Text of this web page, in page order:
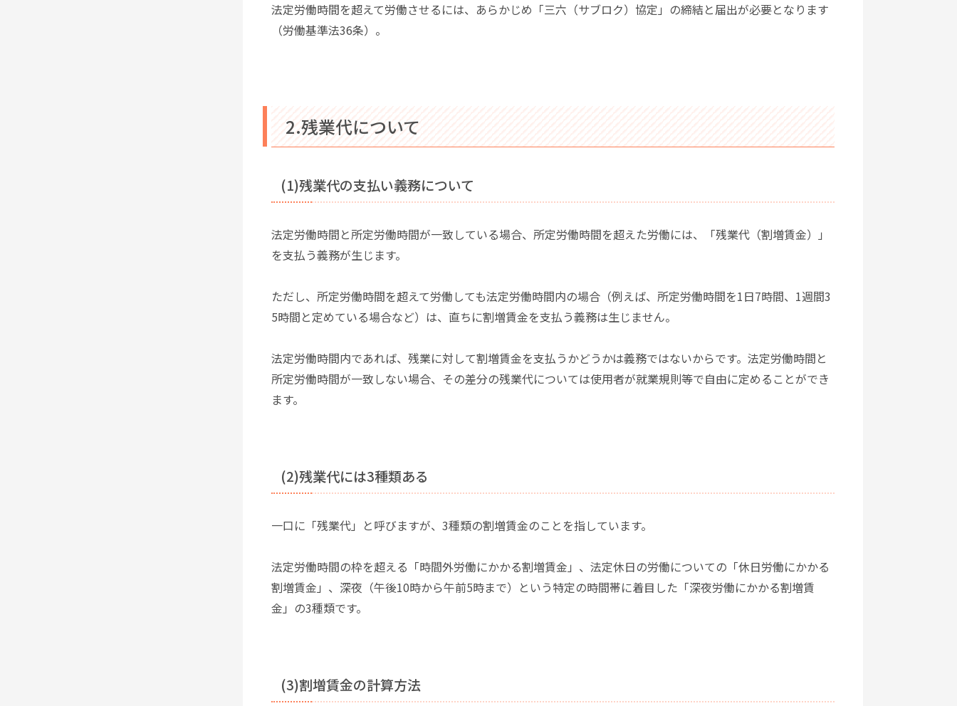
法定労働時間を超えて労働させるには、あらかじめ「三六（サブロク）協定」の締結と届出が必要となります
（労働基準法36条）。
2.残業代について
(1)残業代の支払い義務について
法定労働時間と所定労働時間が一致している場合、所定労働時間を超えた労働には、「残業代（割増賃金）」
を支払う義務が生じます。
ただし、所定労働時間を超えて労働しても法定労働時間内の場合（例えば、所定労働時間を1日7時間、1週間3
5時間と定めている場合など）は、直ちに割増賃金を支払う義務は生じません。
法定労働時間内であれば、残業に対して割増賃金を支払うかどうかは義務ではないからです。法定労働時間と
所定労働時間が一致しない場合、その差分の残業代については使用者が就業規則等で自由に定めることができ
ます。
(2)残業代には3種類ある
一口に「残業代」と呼びますが、3種類の割増賃金のことを指しています。
法定労働時間の枠を超える「時間外労働にかかる割増賃金」、法定休日の労働についての「休日労働にかかる
割増賃金」、深夜（午後10時から午前5時まで）という特定の時間帯に着目した「深夜労働にかかる割増賃
金」の3種類です。
(3)割増賃金の計算方法